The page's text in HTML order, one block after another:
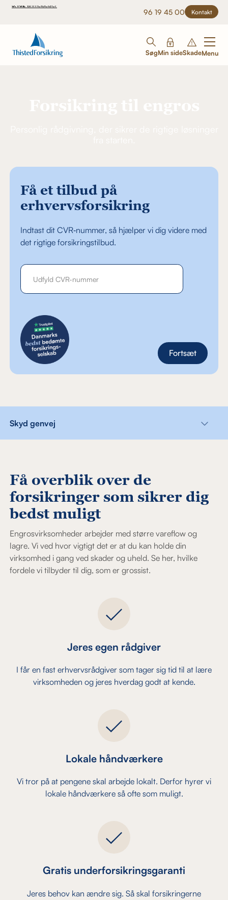
96 19 45 00 Kontakt
SøgMin sideSkadeMenu
Få et tilbud på
erhvervsforsikring
Indtast dit CVR‑nummer, så hjælper vi dig videre med
det rigtige forsikringstilbud.
Fortsæt
Få overblik over de
forsikringer som sikrer dig
bedst muligt​​​​​​​​​​​​​​​​​​​​​​​​​​​​​​​
Engrosvirksomheder arbejder med større vareflow og
lagre. Vi ved hvor vigtigt det er at du kan holde din
virksomhed i gang ved skader og uheld. Se her, hvilke
fordele vi tilbyder til dig, som er grossist.
Jeres egen rådgiver
I får en fast erhvervsrådgiver som tager sig tid til at lære
virksomheden og jeres hverdag godt at kende.
Lokale håndværkere
Vi tror på at pengene skal arbejde lokalt. Derfor hyrer vi
lokale håndværkere så ofte som muligt.
Gratis underforsikringsgaranti
Jeres behov kan ændre sig. Så skal forsikringerne